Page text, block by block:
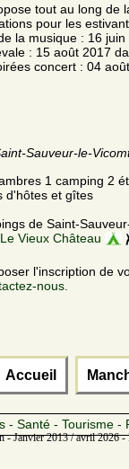
tout au long de
pour les
la musique : 16
: 15 août 2017
concert : 04
Sauveur-le-
1 camping 2
d'hôtes et gîtes
de Saint-
Vieux Château
l'inscription de
nous.
Accueil
- Santé - Tourisme -
- Janvier 2013 / avril 2026 -